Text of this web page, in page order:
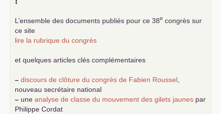
L’ensemble des documents publiés pour ce 38e congrès sur
ce site
lire la rubrique du congrès
et quelques articles clés complémentaires
– discours de clôture du congrès de Fabien Roussel
nouveau secrétaire national
– une analyse de classe du mouvement des gilets jaunes par
Philippe Cordat